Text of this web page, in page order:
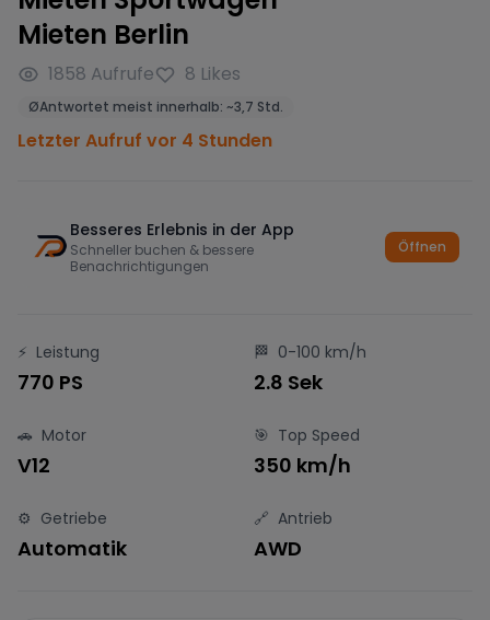
Mieten Berlin
1858 Aufrufe 8 Likes
ØAntwortet meist innerhalb: ~3,7 Std.
Letzter Aufruf vor 4 Stunden
Besseres Erlebnis in der App
Schneller buchen & bessere
Benachrichtigungen
Öffnen
⚡ Leistung
770 PS
🏁 0-100 km/h
2.8 Sek
🚗 Motor
V12
🎯 Top Speed
350 km/h
⚙️ Getriebe
Automatik
🔗 Antrieb
AWD